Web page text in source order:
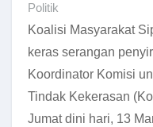
Politik
Koalisi Masyarakat
keras serangan
Koordinator Komisi
Tindak Kekerasan
Jumat dini hari, 13